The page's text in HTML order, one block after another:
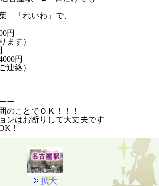
「れいわ」で、
円
ます）
円
連絡）
ー
のことでＯＫ！！！
ンはお断りして大丈夫です
！
拡大